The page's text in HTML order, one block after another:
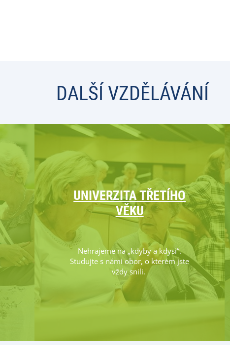
DALŠÍ VZDĚLÁVÁNÍ
UNIVERZITA TŘETÍHO
VĚKU
Nehrajeme na „kdyby a kdysi“.
Studujte s námi obor, o kterém jste
vždy snili.